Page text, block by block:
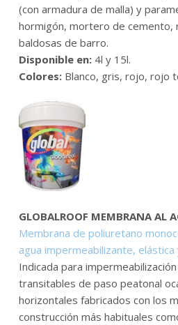
(con armadura de malla) y
hormigón, mortero de cemento,
baldosas de barro.
Disponible en:4l y 15l.
Colores: Blanco, gris, rojo, rojo
GLOBALROOF MEMBRANA AL
Membrana de poliuretano
agua impermeabilizante, elástica
Indicada para
transitables de paso peatonal
horizontales fabricados con los
construcción más habituales